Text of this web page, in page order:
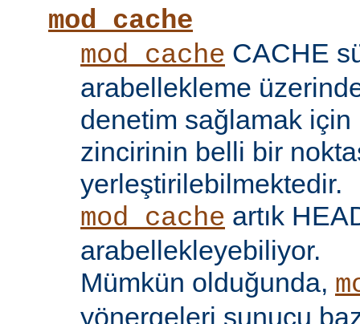
mod_cache
mod_cache CACHE
arabellekleme
denetim sağlamak
zincirinin belli bir
yerleştirilebilmektedir.
mod_cache artık
arabellekleyebiliyor.
Mümkün olduğunda,
yönergeleri sunucu